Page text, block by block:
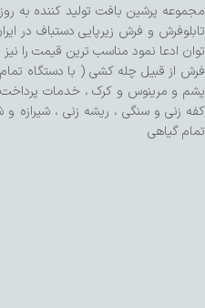
مجموعه پرشین بافت تولید کننده به
تابلوفرش و فرش زیرپایی دستباف در
توان ادعا نمود مناسب ترین قیمت را
فرش از قبیل چله کشی ( با دستگاه تمام
پشم و مرینوس و کرک ، خدمات پرداخت
کفه زنی و سنگی ، ریشه زنی ، شیرازه
تمام گیاهی